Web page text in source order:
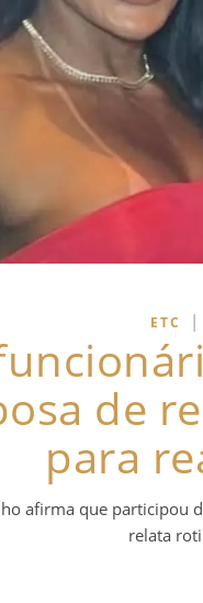
ETC |
de
para
afirma que participou
relata